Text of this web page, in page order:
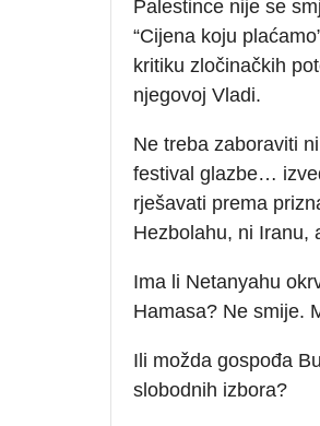
Palestince nije se
“Cijena koju
kritiku zločinačkih
njegovoj Vladi.
Ne treba zaboraviti
festival glazbe…
rješavati prema
Hezbolahu, ni Iranu,
Ima li Netanyahu
Hamasa? Ne smije.
Ili možda gospođa
slobodnih izbora?